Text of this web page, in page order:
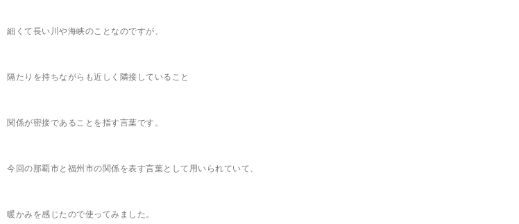
細くて長い川や海峡のことなのですが、
隔たりを持ちながらも近しく隣接していること
関係が密接であることを指す言葉です。
今回の那覇市と福州市の関係を表す言葉として用いられていて、
暖かみを感じたので使ってみました。